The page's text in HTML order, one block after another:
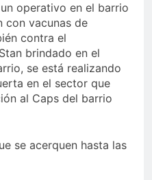
operativo en el barrio
con vacunas de
contra el
brindado en el
se está realizando
en el sector que
al Caps del barrio
se acerquen hasta las